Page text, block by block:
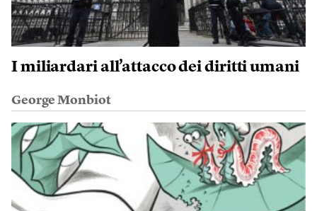
I miliardari all’attacco dei diritti umani
George Monbiot